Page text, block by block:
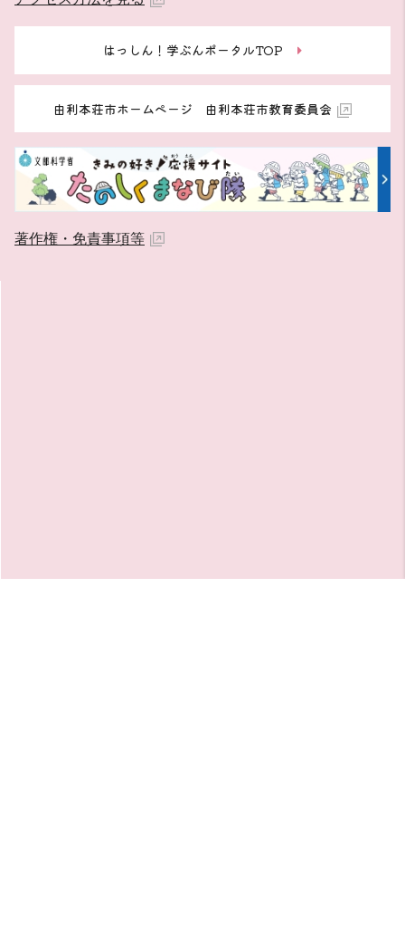
はっしん！学ぶんポータルTOP
由利本荘市ホームページ 由利本荘市教育委員会
著作権・免責事項等